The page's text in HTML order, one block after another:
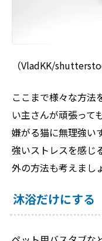
（VladKK/
ここまで様々な方法
い主さんが頑張って
嫌がる猫に無理強い
強いストレスを感じ
外の方法も考えまし
沐浴だけにする